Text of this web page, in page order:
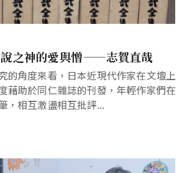
說之神的愛與憎——志賀直哉
的角度來看，日本近現代作家在文壇上
藉助於同仁雜誌的刊發，年輕作家們在
，相互激盪相互批評...